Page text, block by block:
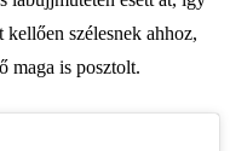
szélesnek ahhoz,
maga is posztolt.